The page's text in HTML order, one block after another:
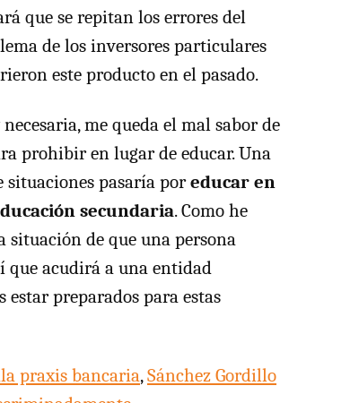
que se repitan los errores del
de los inversores particulares
este producto en el pasado.
me queda el mal sabor de
prohibir en lugar de educar. Una
situaciones pasaría poreducar en
secundaria. Como he
situación de que una persona
que acudirá a una entidad
preparados para estas
praxis bancaria,Sánchez Gordillo